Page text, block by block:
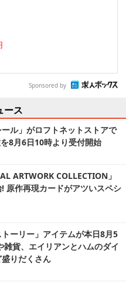
Sponsored by
ース
ール」がロフトネットストアで
8月6日10時より受付開始
ARTWORK COLLECTION」
原作再現カードがアツいスペシ
ーリー」アイテムが本日8月5
雑貨、エイリアンとハムのダイ
りだくさん